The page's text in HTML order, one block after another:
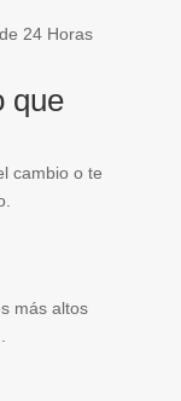
24 Horas
que
cambio o te
más altos